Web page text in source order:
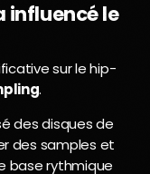
influencé le
sur le hip-
.
des disques de
des samples et
base rythmique